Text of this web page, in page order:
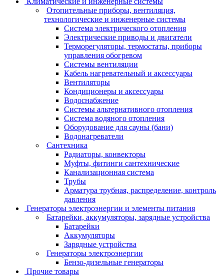
Отопительные приборы, вентиляция,
технологические и инженерные системы
Система электрического отопления
Электрические приводы и двигатели
Терморегуляторы, термостаты, приборы
управления обогревом
Системы вентиляции
Кабель нагревательный и аксессуары
Вентиляторы
Кондиционеры и аксессуары
Водоснабжение
Системы альтернативного отопления
Система водяного отопления
Оборудование для сауны (бани)
Водонагреватели
Сантехника
Радиаторы, конвекторы
Муфты, фитинги сантехнические
Канализационная система
Трубы
Арматура трубная, распределение, контроль
давления
Генераторы электроэнергии и элементы питания
Батарейки, аккумуляторы, зарядные устройства
Батарейки
Аккумуляторы
Зарядные устройства
Генераторы электроэнергии
Бензо-дизельные генераторы
Прочие товары